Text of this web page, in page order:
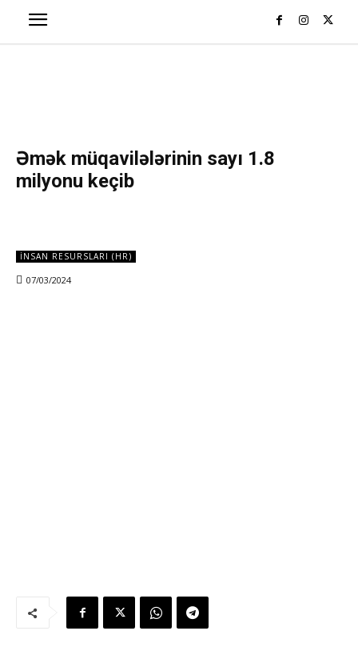
Əmək müqavilələrinin sayı 1.8
milyonu keçib
İNSAN RESURSLARI (HR)
07/03/2024